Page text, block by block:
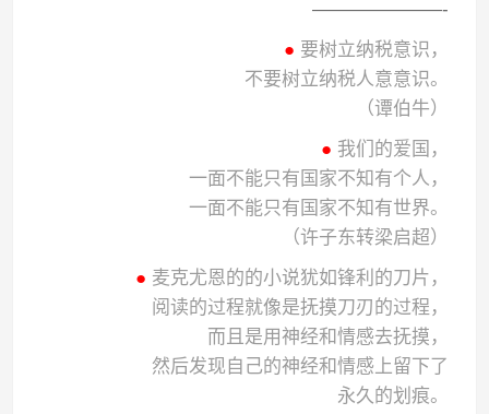
———————-
● 要树立纳税意识，
不要树立纳税人意意识。
（谭伯牛）
● 我们的爱国，
一面不能只有国家不知有个人，
一面不能只有国家不知有世界。
（许子东转梁启超）
● 麦克尤恩的的小说犹如锋利的刀片，
阅读的过程就像是抚摸刀刃的过程，
而且是用神经和情感去抚摸，
然后发现自己的神经和情感上留下了
永久的划痕。